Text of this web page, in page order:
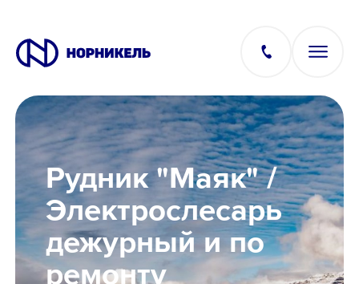
Вакансии
Производство
Офис
Рудник "Маяк" /
Электрослесарь
дежурный и по
ремонту